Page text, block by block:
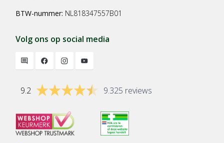
BTW-nummer: NL818347557B01
Volg ons op social media
9.2 9.325 reviews